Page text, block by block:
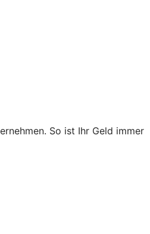
So ist Ihr Geld immer